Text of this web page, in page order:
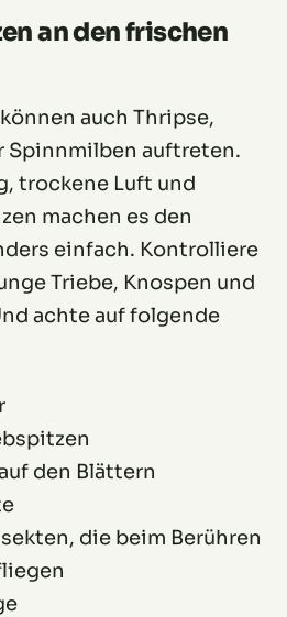
an den frischen
auch Thripse,
Spinnmilben auftreten.
trockene Luft und
machen es den
einfach. Kontrolliere
Triebe, Knospen und
achte auf folgende
den Blättern
die beim Berühren